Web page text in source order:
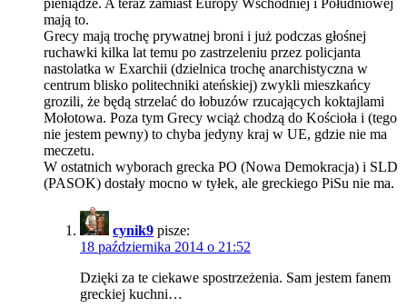
pieniądze. A teraz zamiast Europy Wschodniej i Południowej
mają to.
Grecy mają trochę prywatnej broni i już podczas głośnej
ruchawki kilka lat temu po zastrzeleniu przez policjanta
nastolatka w Exarchii (dzielnica trochę anarchistyczna w
centrum blisko politechniki ateńskiej) zwykli mieszkańcy
grozili, że będą strzelać do łobuzów rzucających koktajlami
Mołotowa. Poza tym Grecy wciąż chodzą do Kościoła i (tego
nie jestem pewny) to chyba jedyny kraj w UE, gdzie nie ma
meczetu.
W ostatnich wyborach grecka PO (Nowa Demokracja) i SLD
(PASOK) dostały mocno w tyłek, ale greckiego PiSu nie ma.
cynik9 pisze:
18 października 2014 o 21:52
Dzięki za te ciekawe spostrzeżenia. Sam jestem fanem
greckiej kuchni…